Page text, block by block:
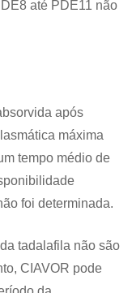
até PDE11 não
após
máxima
tempo médio de
foi determinada.
tadalafila não são
CIAVOR pode